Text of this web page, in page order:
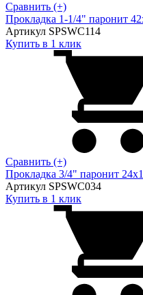
Сравнить (+)
Прокладка 1-1/4" паронит
Артикул SPSWC114
Купить в 1 клик
Сравнить (+)
Прокладка 3/4" паронит
Артикул SPSWC034
Купить в 1 клик